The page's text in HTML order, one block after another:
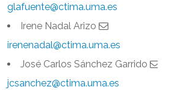
glafuente@ctima.uma.es
Irene Nadal Arizo
irenenadal@ctima.uma.es
José Carlos Sánchez Garrido
jcsanchez@ctima.uma.es